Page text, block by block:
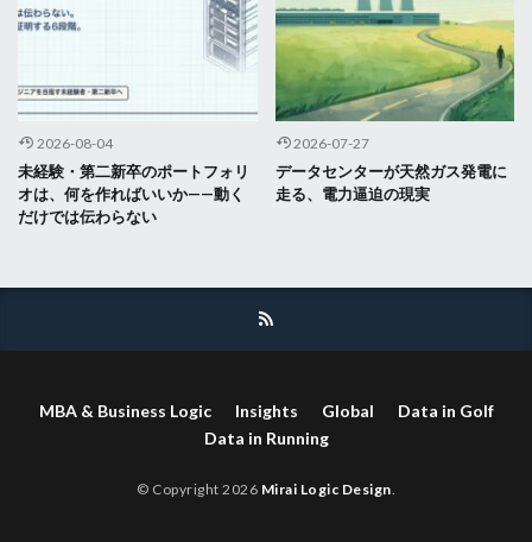
2026-08-04
未経験・第二新卒のポートフォリ
オは、何を作ればいいか——動く
だけでは伝わらない
2026-07-27
データセンターが天然ガス発電に
走る、電力逼迫の現実
MBA & Business Logic Insights Global
Data in Golf
Data in Running
© Copyright 2026 Mirai Logic Design